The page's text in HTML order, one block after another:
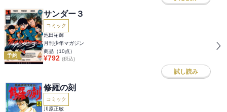
予約
サンダー３
コミック
池田祐輝
月刊少年マガジン
商品（10点）
¥792 (税込)
試し読み
修羅の刻
コミック
川原正敏